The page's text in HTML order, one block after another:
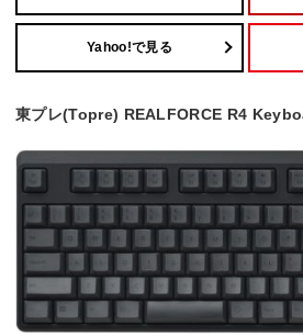
Yahoo!で見る
東プレ(Topre) REALFORCE R4